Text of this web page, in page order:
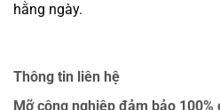
hằng ngày.
Thông tin liên hệ
Mỡ công nghiệp đảm bảo